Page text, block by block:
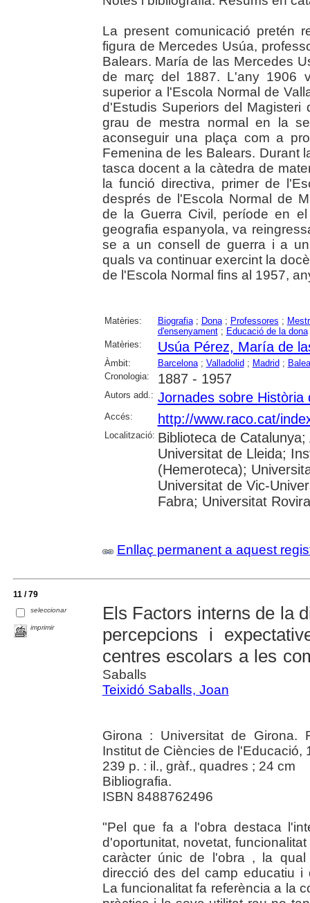
La present comunicació pretén
figura de Mercedes Usúa,
Balears. María de las Mercedes
de març del 1887. L'any 1906
superior a l'Escola Normal de
d'Estudis Superiors del
grau de mestra normal en la
aconseguir una plaça com a
Femenina de les Balears. Durant
tasca docent a la càtedra de
la funció directiva, primer de
després de l'Escola Normal de
de la Guerra Civil, període en
geografia espanyola, va
se a un consell de guerra i a
quals va continuar exercint la
de l'Escola Normal fins al 1957,
Matèries: Biografia; Dona; Professores ;
d'ensenyament; Educació de la dona
Matèries:
Usúa Pérez, María de
Àmbit: Barcelona; Valladolid ; Madrid ;
Cronologia:
1887 - 1957
Autors add.: Jornades sobre Història
Accés: http://www.raco.cat/
Localització: Biblioteca de
Universitat de Lleida;
(Hemeroteca);
Universitat de Vic-
Fabra; Universitat
Enllaç permanent a aquest
11 / 79
seleccionar
imprimir
Els Factors interns de la
percepcions i
centres escolars a les
Saballs
Teixidó Saballs, Joan
Girona : Universitat de Girona.
Institut de Ciències de l'Educació,
239 p. : il., gràf., quadres ; 24 cm
Bibliografia.
ISBN 8488762496
"Pel que fa a l'obra destaca
d'oportunitat, novetat,
caràcter únic de l'obra , la
direcció des del camp educatiu i
La funcionalitat fa referència a la